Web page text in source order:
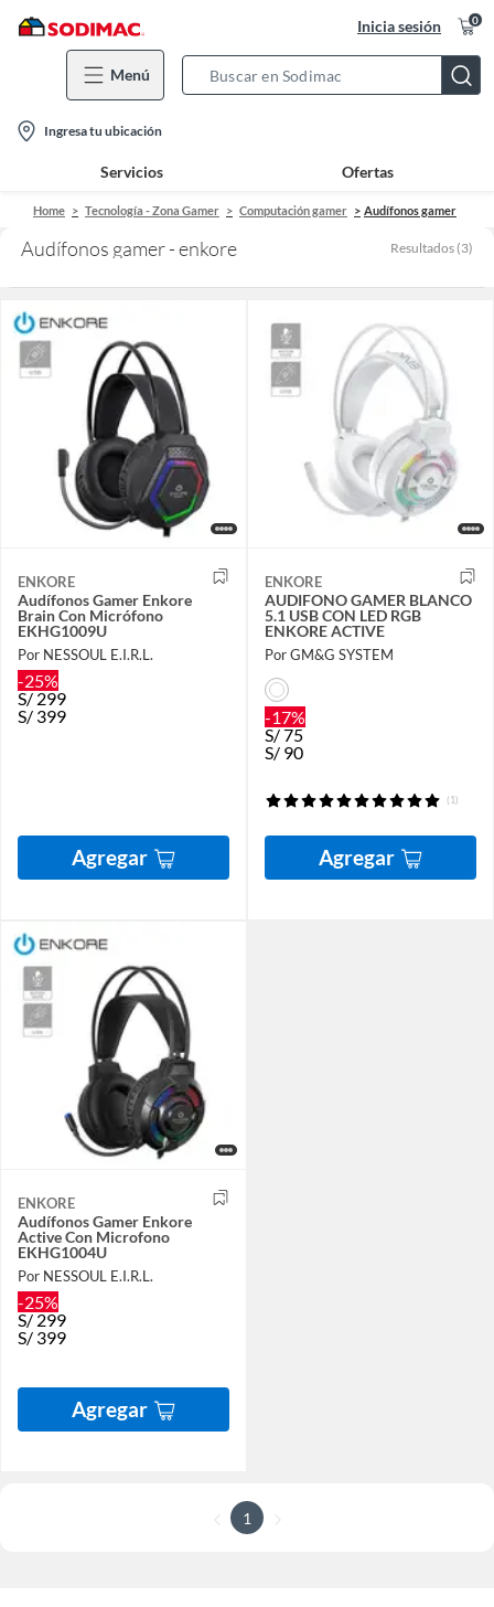
Inicia sesión 0
Menú
Bar
location-
icon
Ingresa tu ubicación
Servicios Ofertas
Home Tecnología - Zona Gamer Computación gamer Audífonos gamer
Audífonos gamer - enkore Resultados (3)
ENKORE
Audífonos Gamer Enkore
Brain Con Micrófono
EKHG1009U
Por NESSOUL E.I.R.L.
-25%
S/ 299
S/ 399
Agregar
ENKORE
AUDIFONO GAMER BLANCO
5.1 USB CON LED RGB
ENKORE ACTIVE
Por GM&G SYSTEM
-17%
S/75
S/ 90
(1)
Agregar
ENKORE
Audífonos Gamer Enkore
Active Con Microfono
EKHG1004U
Por NESSOUL E.I.R.L.
-25%
S/ 299
S/ 399
Agregar
1